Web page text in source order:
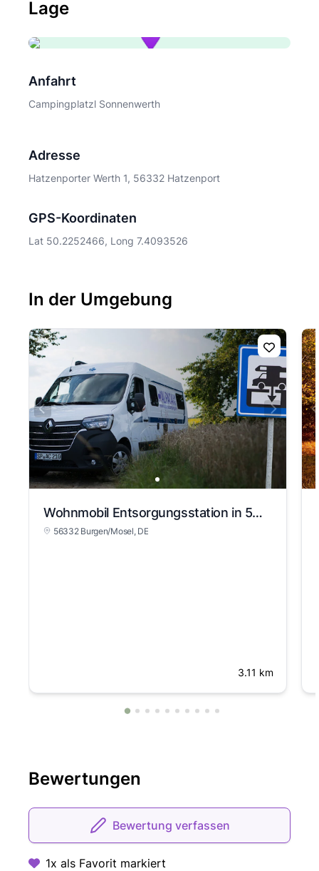
Lage
Anfahrt
Campingplatzl Sonnenwerth
Adresse
Hatzenporter Werth 1, 56332 Hatzenport
GPS-Koordinaten
Lat 50.2252466, Long 7.4093526
In der Umgebung
Wohnmobil Entsorgungsstation in 56332 Burgen/Mosel
56332 Burgen/Mosel, DE
3.11 km
Bewertungen
Bewertung verfassen
1x als Favorit markiert